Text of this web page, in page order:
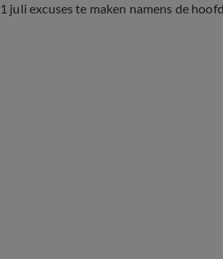
1 juli excuses te maken namens de